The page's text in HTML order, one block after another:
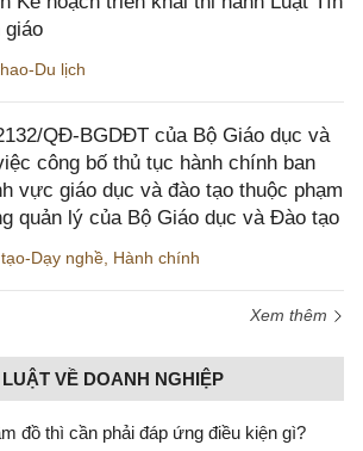
giáo
Du lịch
QĐ-BGDĐT của Bộ Giáo dục và
công bố thủ tục hành chính ban
vực giáo dục và đào tạo thuộc phạm
quản lý của Bộ Giáo dục và Đào tạo
Dạy nghề Hành chính
Xem thêm
VỀ DOANH NGHIỆP
đồ thì cần phải đáp ứng điều kiện gì?